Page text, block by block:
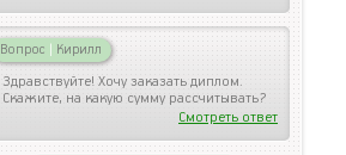
Вопрос | Кирилл
Здравствуйте! Хочу заказать диплом.
Скажите, на какую сумму рассчитывать?
Смотреть ответ